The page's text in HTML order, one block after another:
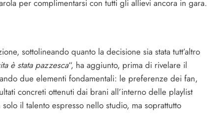
per complimentarsi con tutti gli allievi ancora in gara.
sottolineando quanto la decisione sia stata tutt’altro
è stata pazzesca“, ha aggiunto, prima di rivelare il
due elementi fondamentali: le preferenze dei fan,
concreti ottenuti dai brani all’interno delle playlist
il talento espresso nello studio, ma soprattutto